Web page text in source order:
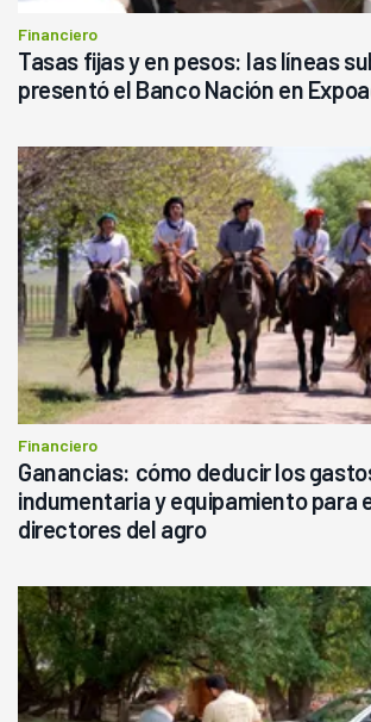
Financiero
Tasas fijas y en pesos: las líneas
presentó el Banco Nación en
Financiero
Ganancias: cómo deducir los
indumentaria y equipamiento para
directores del agro